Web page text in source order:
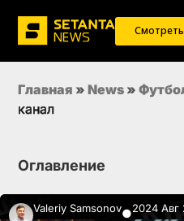
Смотреть
Главная » News »
канал
Оглавление
Valeriy Samsonov●2024 Авг